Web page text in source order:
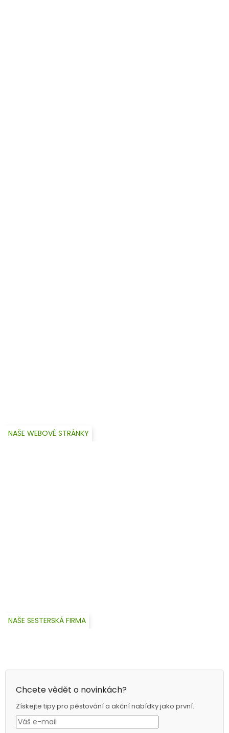
NAŠE WEBOVÉ STRÁNKY
NAŠE SESTERSKÁ FIRMA
Chcete vědět o novinkách?
Získejte tipy pro pěstování a akční nabídky jako první.